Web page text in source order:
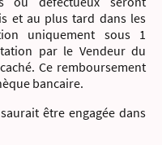
et au plus tard dans les
uniquement sous 1
par le Vendeur du
Ce remboursement
bancaire.
être engagée dans